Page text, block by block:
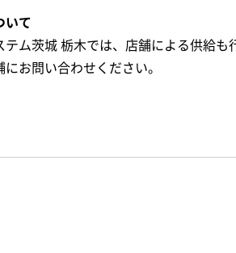
いて
テム茨城 栃木では、店舗による供給も
お問い合わせください。